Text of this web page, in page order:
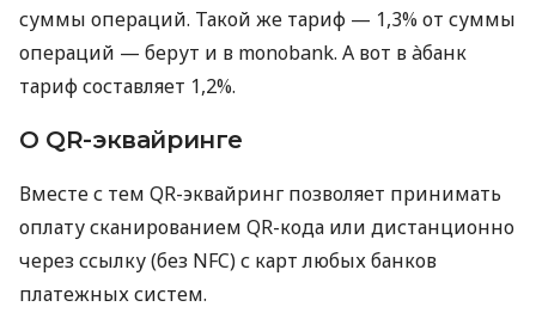
суммы операций. Такой же тариф — 1,3% от суммы
операций — берут и в monobank. А вот в àбанк
тариф составляет 1,2%.
О QR-эквайринге
Вместе с тем QR-эквайринг позволяет принимать
оплату сканированием QR-кода или дистанционно
через ссылку (без NFC) с карт любых банков
платежных систем.